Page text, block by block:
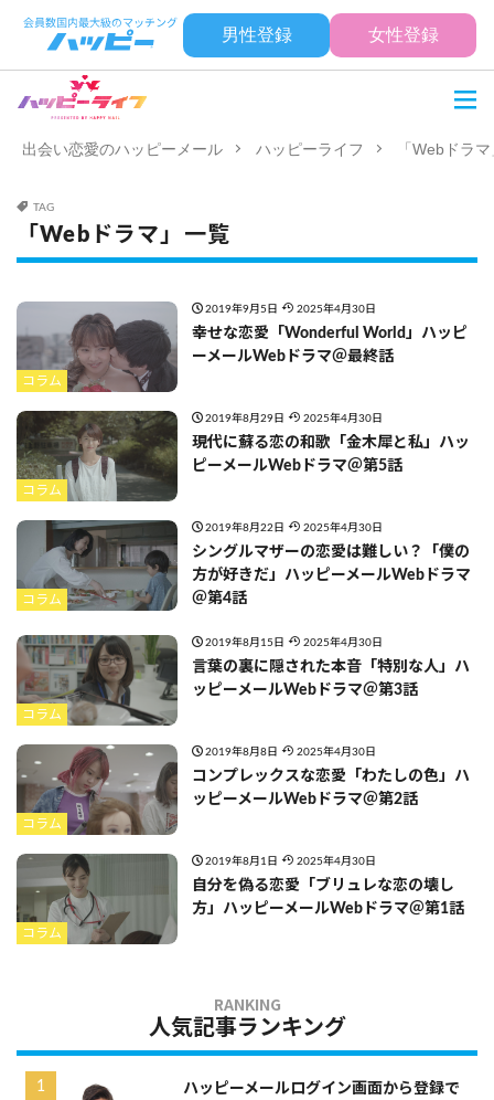
男性登録 女性登録
出会い恋愛のハッピーメール ハッピーライフ 「Webドラ
TAG
「Webドラマ」一覧
コラム
2019年9月5日 2025年4月30日
幸せな恋愛「Wonderful World」ハッピ
ーメールWebドラマ＠最終話
コラム
2019年8月29日 2025年4月30日
現代に蘇る恋の和歌「金木犀と私」ハッ
ピーメールWebドラマ＠第5話
コラム
2019年8月22日 2025年4月30日
シングルマザーの恋愛は難しい？「僕の
方が好きだ」ハッピーメールWebドラマ
＠第4話
コラム
2019年8月15日 2025年4月30日
言葉の裏に隠された本音「特別な人」ハ
ッピーメールWebドラマ＠第3話
コラム
2019年8月8日 2025年4月30日
コンプレックスな恋愛「わたしの色」ハ
ッピーメールWebドラマ＠第2話
コラム
2019年8月1日 2025年4月30日
自分を偽る恋愛「ブリュレな恋の壊し
方」ハッピーメールWebドラマ＠第1話
人気記事ランキング
ハッピーメールログイン画面から登録で